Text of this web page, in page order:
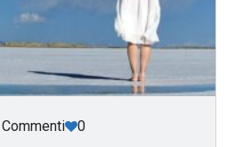
0